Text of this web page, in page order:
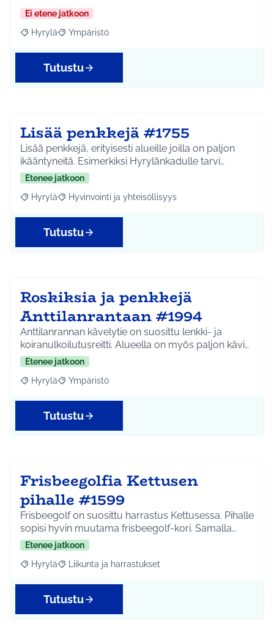
Ei etene jatkoon
Rajaa tulokset aihepiirin mukaan: Hyrylä
Hyrylä Rajaa tulokset teeman mukaan: Ympäristö
Ympäristö
Tutustu
Lisää penkkejä #1755
Lisää penkkejä, erityisesti alueille joilla on paljon
ikääntyneitä. Esimerkiksi Hyrylänkadulle tarvi…
Etenee jatkoon
Rajaa tulokset aihepiirin mukaan: Hyrylä
Hyrylä Rajaa tulokset teeman mukaan: Hyvinvointi ja
Hyvinvointi ja yhteisöllisyys
Tutustu
Roskiksia ja penkkejä
Anttilanrantaan #1994
Anttilanrannan kävelytie on suosittu lenkki- ja
koiranulkoilutusreitti. Alueella on myös paljon kävi…
Etenee jatkoon
Rajaa tulokset aihepiirin mukaan: Hyrylä
Hyrylä Rajaa tulokset teeman mukaan: Ympäristö
Ympäristö
Tutustu
Frisbeegolfia Kettusen
pihalle #1599
Frisbeegolf on suosittu harrastus Kettusessa. Pihalle
sopisi hyvin muutama frisbeegolf-kori. Samalla…
Etenee jatkoon
Rajaa tulokset aihepiirin mukaan: Hyrylä
Hyrylä Rajaa tulokset teeman mukaan: Liikunta ja
Liikunta ja harrastukset
Tutustu